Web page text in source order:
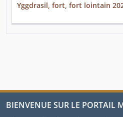
Yggdrasil, fort, fort lointain
BIENVENUE SUR LE PORTAIL